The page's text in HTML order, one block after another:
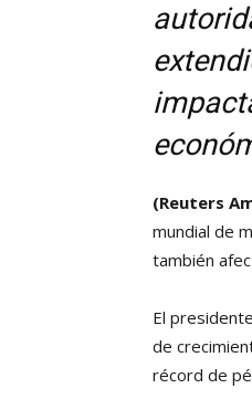
(Reuters
mundial de
también
El
de
récord de